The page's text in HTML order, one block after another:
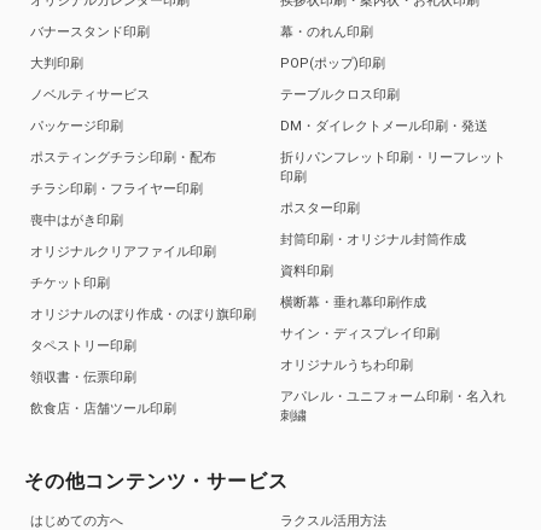
バナースタンド印刷
大判印刷
ノベルティサービス
パッケージ印刷
ポスティングチラシ印刷・配布
チラシ印刷・フライヤー印刷
喪中はがき印刷
オリジナルクリアファイル印刷
チケット印刷
オリジナルのぼり作成・のぼり旗印刷
タペストリー印刷
領収書・伝票印刷
飲食店・店舗ツール印刷
幕・のれん印刷
POP(ポップ)印刷
テーブルクロス印刷
DM・ダイレクトメール印刷・発送
折りパンフレット印刷・リーフレット
印刷
ポスター印刷
封筒印刷・オリジナル封筒作成
資料印刷
横断幕・垂れ幕印刷作成
サイン・ディスプレイ印刷
オリジナルうちわ印刷
アパレル・ユニフォーム印刷・名入れ
刺繍
その他コンテンツ・サービス
はじめての方へ
ラクスル活用方法